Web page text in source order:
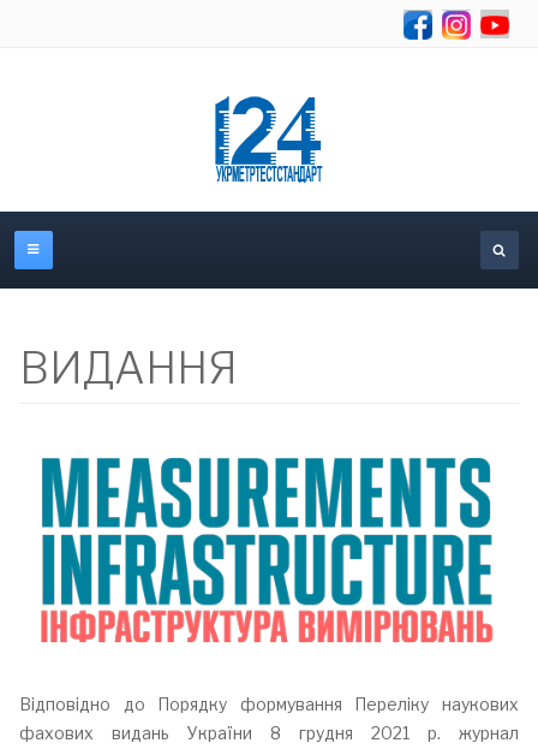
ВИДАННЯ
Відповідно до Порядку формування Переліку наукових
фахових видань України 8 грудня 2021 р. журнал